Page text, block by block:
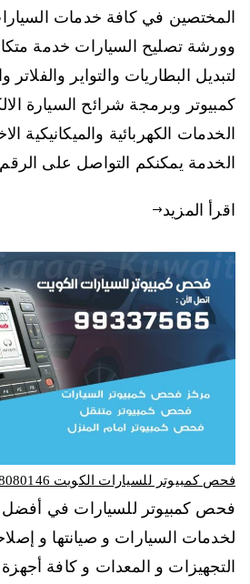
المختصين في كافة خدمات
وورشة تصليح السيارات خدمة
لتبديل البطاريات والتواير
كمبيوتر وبرمجة شرائح السيارة
الخدمات الكهربائية والميكانيكية
الخدمة يمكنكم التواصل على الرقم 98080146‬. […]
اقرأ المزيد
فحص كمبيوتر للسيارات الكويت 98080146‬ فحص كمبيوتر متنقل
فحص كمبيوتر للسيارات في
لخدمات السيارات و صيانتها و
التجهيزات و المعدات و كافة